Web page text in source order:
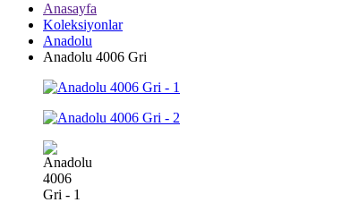
Anasayfa
Koleksiyonlar
Anadolu
Anadolu 4006 Gri